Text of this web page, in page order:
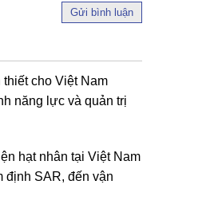
Gửi bình luận
thiết cho Việt Nam
năng lực và quản trị
hạt nhân tại Việt Nam
định SAR, đến vận